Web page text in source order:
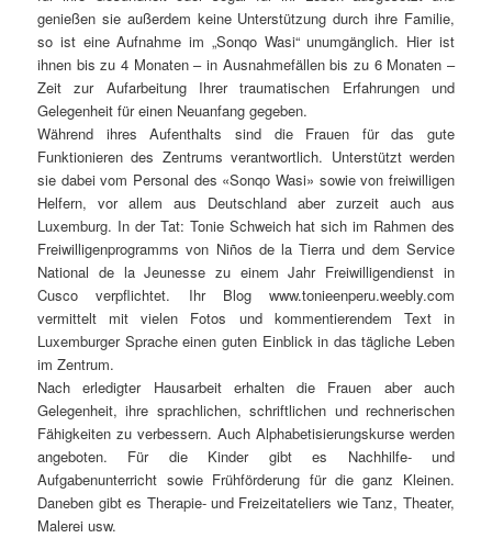
genießen sie außerdem keine Unterstützung durch ihre Familie,
so ist eine Aufnahme im „Sonqo Wasi“ unumgänglich. Hier ist
ihnen bis zu 4 Monaten – in Ausnahmefällen bis zu 6 Monaten –
Zeit zur Aufarbeitung Ihrer traumatischen Erfahrungen und
Gelegenheit für einen Neuanfang gegeben.
Während ihres Aufenthalts sind die Frauen für das gute
Funktionieren des Zentrums verantwortlich. Unterstützt werden
sie dabei vom Personal des «Sonqo Wasi» sowie von freiwilligen
Helfern, vor allem aus Deutschland aber zurzeit auch aus
Luxemburg. In der Tat: Tonie Schweich hat sich im Rahmen des
Freiwilligenprogramms von Niños de la Tierra und dem Service
National de la Jeunesse zu einem Jahr Freiwilligendienst in
Cusco verpflichtet. Ihr Blog www.tonieenperu.weebly.com
vermittelt mit vielen Fotos und kommentierendem Text in
Luxemburger Sprache einen guten Einblick in das tägliche Leben
im Zentrum.
Nach erledigter Hausarbeit erhalten die Frauen aber auch
Gelegenheit, ihre sprachlichen, schriftlichen und rechnerischen
Fähigkeiten zu verbessern. Auch Alphabetisierungskurse werden
angeboten. Für die Kinder gibt es Nachhilfe- und
Aufgabenunterricht sowie Frühförderung für die ganz Kleinen.
Daneben gibt es Therapie- und Freizeitateliers wie Tanz, Theater,
Malerei usw.